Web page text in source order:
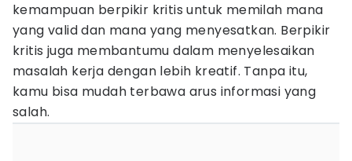
kemampuan berpikir kritis untuk memilah mana
yang valid dan mana yang menyesatkan. Berpikir
kritis juga membantumu dalam menyelesaikan
masalah kerja dengan lebih kreatif. Tanpa itu,
kamu bisa mudah terbawa arus informasi yang
salah.